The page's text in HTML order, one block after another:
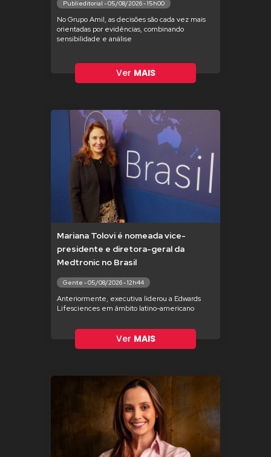
Publieditorial - 05/08/2026 - 15h00
No Grupo Amil, as decisões são cada vez mais
orientadas por evidências, combinando
sensibilidade e análise
Ver MAIS
Mariana Tolovi é nomeada vice-
presidente e diretora-geral da
Medtronic no Brasil
Gente - 05/08/2026 - 12h44
Anteriormente, executiva liderou a Edwards
Lifesciences em âmbito latino-americano
Ver MAIS